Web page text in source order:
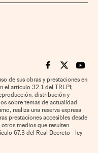
Cinco Días en
Cinco Días
Cinco
de sus obras y prestaciones en
el artículo 32.1 del TRLPI;
distribución y
sobre temas de actualidad
realiza una reserva expresa
prestaciones accesibles desde
medios que resulten
67.3 del Real Decreto - ley